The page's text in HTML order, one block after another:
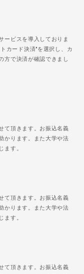
ービスを導入しておりま
カード決済"を選択し、カ
方で決済が確認できまし
て頂きます。お振込名義
かります。また大学や法
ます。
て頂きます。お振込名義
かります。また大学や法
ます。
て頂きます。お振込名義